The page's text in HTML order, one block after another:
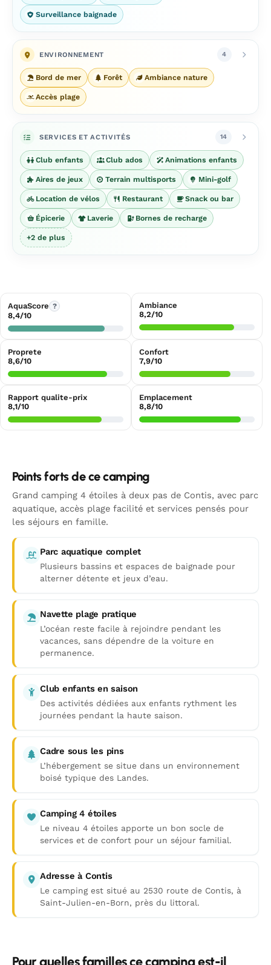
Surveillance baignade
ENVIRONNEMENT 4
Bord de mer Forêt Ambiance nature
Accès plage
SERVICES ET ACTIVITÉS 14
Club enfants Club ados Animations enfants
Aires de jeux Terrain multisports Mini-golf
Location de vélos Restaurant Snack ou bar
Épicerie Laverie Bornes de recharge
+2 de plus
AquaScore ?
8,4/10
Ambiance
8,2/10
Proprete
8,6/10
Confort
7,9/10
Rapport qualite-prix
8,1/10
Emplacement
8,8/10
Points forts de ce camping
Grand camping 4 étoiles à deux pas de Contis, avec parc
aquatique, accès plage facilité et services pensés pour
les séjours en famille.
Parc aquatique complet
Plusieurs bassins et espaces de baignade pour
alterner détente et jeux d’eau.
Navette plage pratique
L’océan reste facile à rejoindre pendant les
vacances, sans dépendre de la voiture en
permanence.
Club enfants en saison
Des activités dédiées aux enfants rythment les
journées pendant la haute saison.
Cadre sous les pins
L’hébergement se situe dans un environnement
boisé typique des Landes.
Camping 4 étoiles
Le niveau 4 étoiles apporte un bon socle de
services et de confort pour un séjour familial.
Adresse à Contis
Le camping est situé au 2530 route de Contis, à
Saint-Julien-en-Born, près du littoral.
Pour quelles familles ce camping est-il